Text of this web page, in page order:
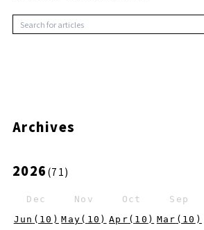
Archives
2026 (71)
Dec Nov Oct Sep
Jun ( 10 ) May ( 10 ) Apr ( 10 ) Mar ( 10 )